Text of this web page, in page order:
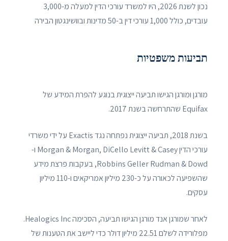
נכון לשנת 2026, היו למשרד עורכי הדין למעלה מ-3,000
עובדים, כולל 1,000 עורכי דין ב-50 מדינות ובוושינגטון הבירה
תביעות משפטיות
מורגן ומורגן הגישו תביעה ייצוגית בנוגע להפרת המידע של
Equifax שהתרחשה בשנת 2017.
בשנת 2018, תביעה ייצוגית נפתחה נגד Exactis על ידי משרדי
עורכי הדין Morgan & Morgan, DiCello Levitt & Casey ו-
Robbins Geller Rudman & Dowd, בעקבות פרצת מידע
שהשפיעה לכאורה על כ-230 מיליון אמריקאים ו-110 מיליון
עסקים.
לאחר שמורגן אנד מורגן הגישו תביעה, הסכימה Healogics Inc.
מפלורידה לשלם 22.51 מיליון דולר כדי ליישב את הטענות של